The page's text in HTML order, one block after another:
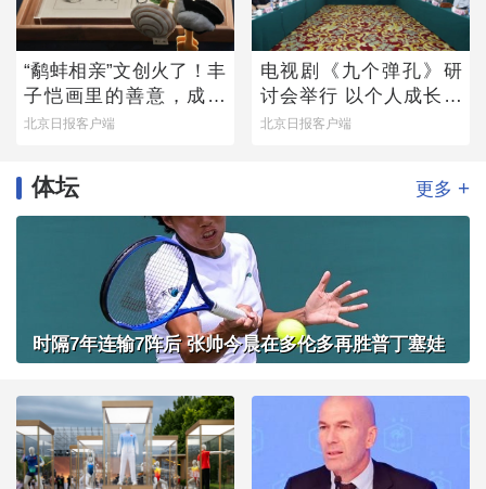
“鹬蚌相亲”文创火了！丰
子恺画里的善意，成了
可以随身携带的治愈感
北京日报客户端
电视剧《九个弹孔》研
讨会举行 以个人成长书
写信仰力量
北京日报客户端
体坛 更多 +
时隔7年连输7阵后 张帅今晨在多伦多再胜普丁塞娃